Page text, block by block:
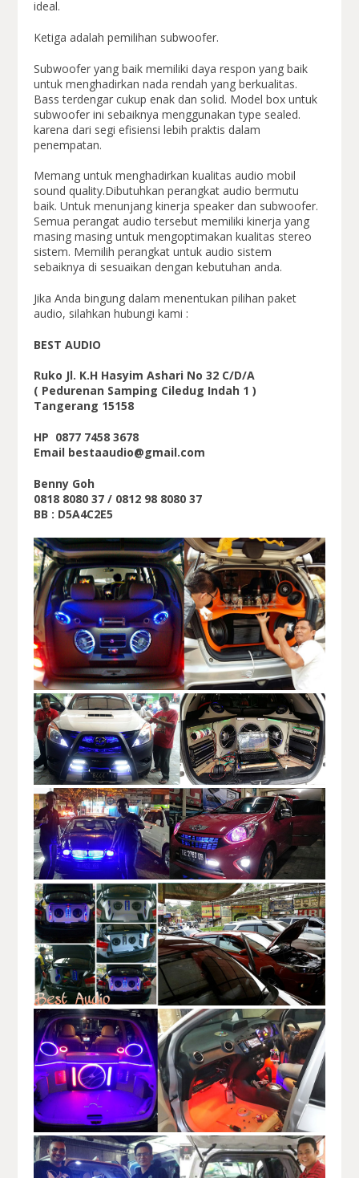
ideal.
Ketiga adalah pemilihan subwoofer.
Subwoofer yang baik memiliki daya respon yang baik
untuk menghadirkan nada rendah yang berkualitas.
Bass terdengar cukup enak dan solid. Model box untuk
subwoofer ini sebaiknya menggunakan type sealed.
karena dari segi efisiensi lebih praktis dalam
penempatan.
Memang untuk menghadirkan kualitas audio mobil
sound quality.Dibutuhkan perangkat audio bermutu
baik. Untuk menunjang kinerja speaker dan subwoofer.
Semua perangat audio tersebut memiliki kinerja yang
masing masing untuk mengoptimakan kualitas stereo
sistem. Memilih perangkat untuk audio sistem
sebaiknya di sesuaikan dengan kebutuhan anda.
Jika Anda bingung dalam menentukan pilihan paket
audio, silahkan hubungi kami :
BEST AUDIO
Ruko Jl. K.H Hasyim Ashari No 32 C/D/A
( Pedurenan Samping Ciledug Indah 1 )
Tangerang 15158
HP 0877 7458 3678
Email bestaaudio@gmail.com
Benny Goh
0818 8080 37 / 0812 98 8080 37
BB : D5A4C2E5